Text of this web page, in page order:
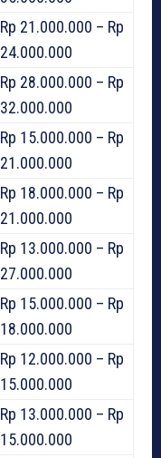
Rp 21.000.000 – Rp
24.000.000
Rp 28.000.000 – Rp
32.000.000
Rp 15.000.000 – Rp
21.000.000
Rp 18.000.000 – Rp
21.000.000
Rp 13.000.000 – Rp
27.000.000
Rp 15.000.000 – Rp
18.000.000
Rp 12.000.000 – Rp
15.000.000
Rp 13.000.000 – Rp
15.000.000